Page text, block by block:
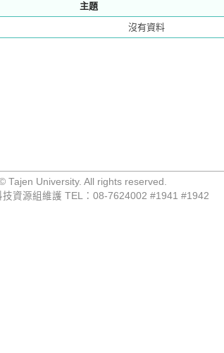
主題
沒有資料
Tajen University. All rights reserved.
資源組維護 TEL：08-7624002 #1941 #1942